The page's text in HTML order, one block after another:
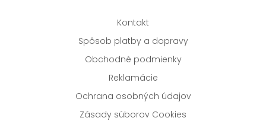
Kontakt
Spôsob platby a dopravy
Obchodné podmienky
Reklamácie
Ochrana osobných údajov
Zásady súborov Cookies